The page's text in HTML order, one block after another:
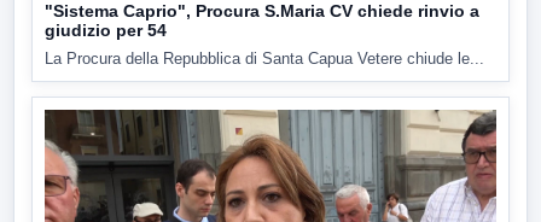
"Sistema Caprio", Procura S.Maria CV chiede rinvio a
giudizio per 54
La Procura della Repubblica di Santa Capua Vetere chiude le...